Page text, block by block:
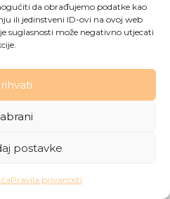
da obrađujemo podatke kao
ili jedinstveni ID-ovi na ovoj web
suglasnosti može negativno utjecati
postavke
Pravila privanosti
byGobo Digital